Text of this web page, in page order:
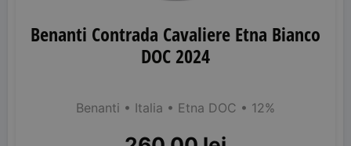
Benanti Contrada Cavaliere Etna Bianco
DOC 2024
Benanti • Italia • Etna DOC • 12%